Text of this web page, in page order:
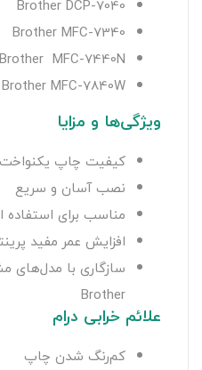
Brother DCP-7040
Brother MFC-7340
Brother MFC-7440N
Brother MFC-7840W
ویژگی‌ها و مزایا
کیفیت چاپ
نصب آسان و سریع
مناسب برای استفاده
افزایش عمر مفید
سازگاری با مدل‌های
Brother
علائم خرابی درام
کم‌رنگ شدن چاپ